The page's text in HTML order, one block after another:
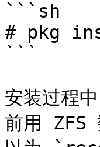
```sh
# pkg
```
安装过程
前用 ZFS